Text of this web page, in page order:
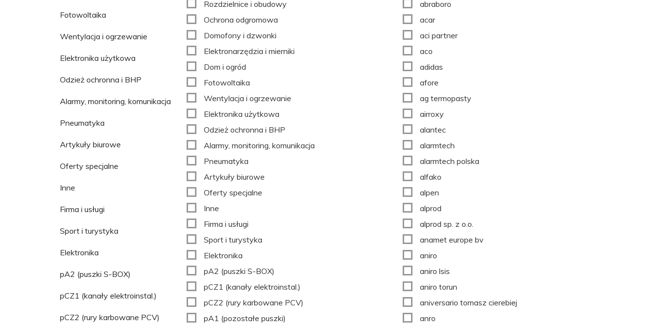
Fotowoltaika
Wentylacja i ogrzewanie
Elektronika użytkowa
Odzież ochronna i BHP
Alarmy, monitoring, komunikacja
Pneumatyka
Artykuły biurowe
Oferty specjalne
Inne
Firma i usługi
Sport i turystyka
Elektronika
pA2 (puszki S-BOX)
pCZ1 (kanały elektroinstal.)
pCZ2 (rury karbowane PCV)
Rozdzielnice i obudowy
Ochrona odgromowa
Domofony i dzwonki
Elektronarzędzia i mierniki
Dom i ogród
Fotowoltaika
Wentylacja i ogrzewanie
Elektronika użytkowa
Odzież ochronna i BHP
Alarmy, monitoring, komunikacja
Pneumatyka
Artykuły biurowe
Oferty specjalne
Inne
Firma i usługi
Sport i turystyka
Elektronika
pA2 (puszki S-BOX)
pCZ1 (kanały elektroinstal.)
pCZ2 (rury karbowane PCV)
pA1 (pozostałe puszki)
abraboro
acar
aci partner
aco
adidas
afore
ag termopasty
airroxy
alantec
alarmtech
alarmtech polska
alfako
alpen
alprod
alprod sp. z o.o.
anamet europe bv
aniro
aniro lsis
aniro torun
aniversario tomasz cierebiej
anro